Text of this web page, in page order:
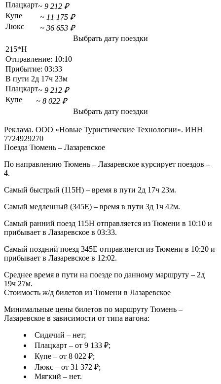
Плацкарт~ 9 212 ₽
Купе
~ 11 175 ₽
Люкс
~ 36 653 ₽
Выбрать дату поездки
215*Н
Отправление: 10:10
Прибытие: 03:33
В пути 2д 17ч 23м
Плацкарт~ 9 212 ₽
Купе
~ 8 022 ₽
Выбрать дату поездки
Реклама. ООО «Новые Туристические Технологии». ИНН
7724929270
Поезда Тюмень – Лазаревское
По направлению Тюмень – Лазаревское курсирует поездов –
4.
Самый быстрый (115Н) – время в пути 2д 17ч 23м.
Самый медленный (345Е) – время в пути 3д 1ч 42м.
Самый ранний поезд 115Н отправляется из Тюмени в 10:10 и
прибывает в Лазаревское в 03:33.
Самый поздний поезд 345Е отправляется из Тюмени в 10:20 и
прибывает в Лазаревское в 12:02.
Среднее время в пути на поезде по данному маршруту – 2д
19ч 27м.
Стоимость ж/д билетов из Тюмени в Лазаревское
Минимальные цены билетов по маршруту Тюмень –
Лазаревское в зависимости от типа вагона:
Сидячий – нет;
Плацкарт – от 9 133 ₽;
Купе – от 8 022 ₽;
Люкс – от 31 372 ₽;
Мягкий – нет.